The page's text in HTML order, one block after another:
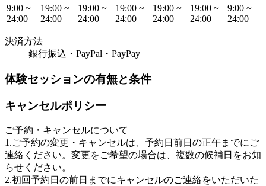
9:00 ~
24:00
19:00 ~
24:00
19:00 ~
24:00
19:00 ~
24:00
19:00 ~
24:00
19:00 ~
24:00
9:00 ~
24:00
決済方法
銀行振込・PayPal・PayPay
体験セッションの有無と条件
キャンセルポリシー
ご予約・キャンセルについて
1.ご予約の変更・キャンセルは、予約日前日の正午までにご
連絡ください。変更をご希望の場合は、複数の候補日をお知
らせください。
2.初回予約日の前日までにキャンセルのご連絡をいただいた